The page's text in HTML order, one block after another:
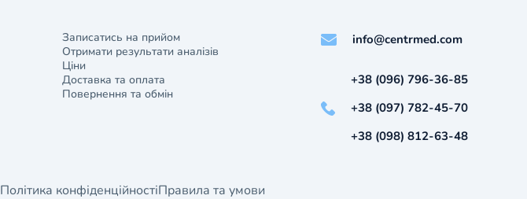
Записатись на прийом
Отримати результати аналізів
Ціни
Доставка та оплата
Повернення та обмін
info@centrmed.com
+38 (096) 796-36-85
+38 (097) 782-45-70
+38 (098) 812-63-48
Політика конфіденційностіПравила та умови